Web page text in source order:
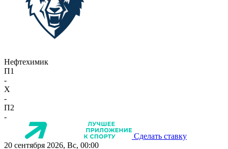
Нефтехимик
П1
-
X
-
П2
-
Сделать ставку
20 сентября 2026, Вс, 00:00